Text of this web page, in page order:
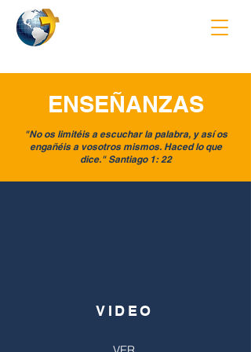
ENSEÑANZAS
"No os limitéis a escuchar la palabra, y así os
engañéis a vosotros mismos. Haced lo que
dice." Santiago 1: 22
VIDEO